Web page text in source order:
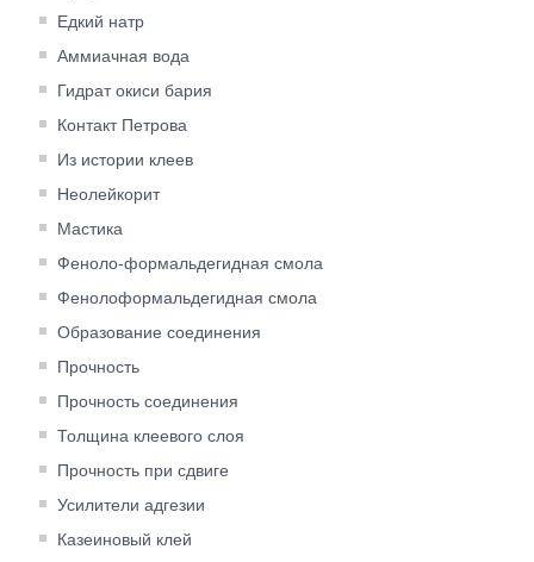
Едкий натр
Аммиачная вода
Гидрат окиси бария
Контакт Петрова
Из истории клеев
Неолейкорит
Ма­стика
Феноло-формальдегидная смола
Фенолоформальдегидная смола
Образование соединения
Прочность
Прочность соединения
Толщина клеевого слоя
Прочность при сдвиге
Усилители адгезии
Казеиновый клей